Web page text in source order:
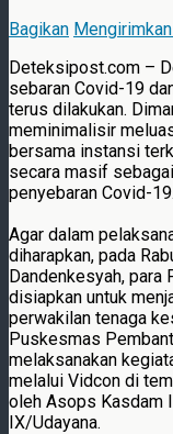
Bagikan
Deteksipost.com –
sebaran Covid-19
terus dilakukan.
meminimalisir
bersama instansi
secara masif
penyebaran Covid-19.
Agar dalam
diharapkan, pada
Dandenkesyah, para
disiapkan untuk
perwakilan tenaga
Puskesmas
melaksanakan
melalui Vidcon di
oleh Asops Kasdam
IX/Udayana.